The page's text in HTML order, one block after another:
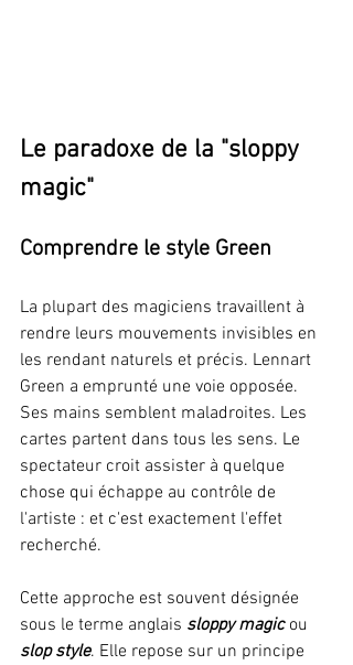
Le paradoxe de la "sloppy
magic"
Comprendre le style Green
La plupart des magiciens travaillent à
rendre leurs mouvements invisibles en
les rendant naturels et précis. Lennart
Green a emprunté une voie opposée.
Ses mains semblent maladroites. Les
cartes partent dans tous les sens. Le
spectateur croit assister à quelque
chose qui échappe au contrôle de
l'artiste : et c'est exactement l'effet
recherché.
Cette approche est souvent désignée
sous le terme anglais sloppy magic ou
slop style. Elle repose sur un principe